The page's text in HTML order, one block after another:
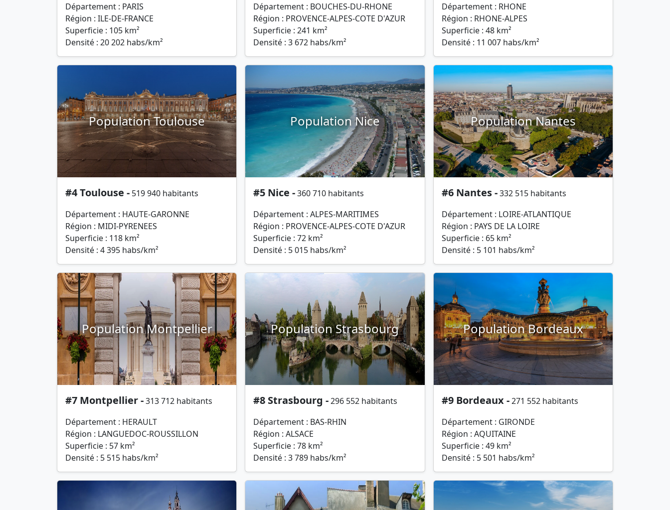
Département : PARIS
Région : ILE-DE-FRANCE
Superficie : 105 km²
Densité : 20 202 habs/km²
Département : BOUCHES-DU-RHONE
Région : PROVENCE-ALPES-COTE D'AZUR
Superficie : 241 km²
Densité : 3 672 habs/km²
Département : RHONE
Région : RHONE-ALPES
Superficie : 48 km²
Densité : 11 007 habs/km²
Population Toulouse
#4 Toulouse - 519 940 habitants
Département : HAUTE-GARONNE
Région : MIDI-PYRENEES
Superficie : 118 km²
Densité : 4 395 habs/km²
Population Nice
#5 Nice -360 710 habitants
Département : ALPES-MARITIMES
Région : PROVENCE-ALPES-COTE D'AZUR
Superficie : 72 km²
Densité : 5 015 habs/km²
Population Nantes
#6 Nantes -332 515 habitants
Département : LOIRE-ATLANTIQUE
Région : PAYS DE LA LOIRE
Superficie : 65 km²
Densité : 5 101 habs/km²
Population Montpellier
#7 Montpellier -313 712 habitants
Département : HERAULT
Région : LANGUEDOC-ROUSSILLON
Superficie : 57 km²
Densité : 5 515 habs/km²
Population Strasbourg
#8 Strasbourg -296 552 habitants
Département : BAS-RHIN
Région : ALSACE
Superficie : 78 km²
Densité : 3 789 habs/km²
Population Bordeaux
#9 Bordeaux -271 552 habitants
Département : GIRONDE
Région : AQUITAINE
Superficie : 49 km²
Densité : 5 501 habs/km²